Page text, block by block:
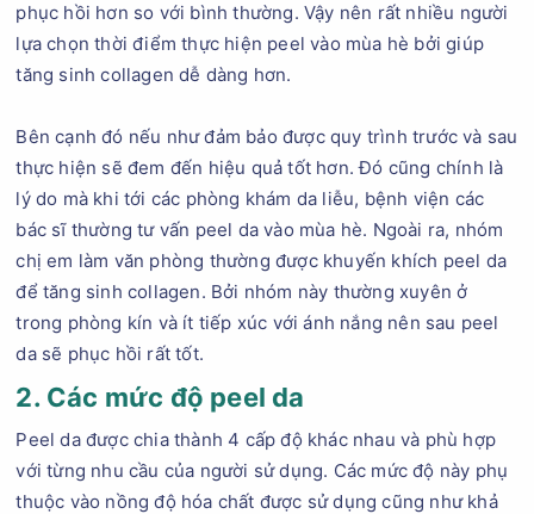
phục hồi hơn so với bình thường. Vậy nên rất nhiều người
lựa chọn thời điểm thực hiện peel vào mùa hè bởi giúp
tăng sinh collagen dễ dàng hơn.
Bên cạnh đó nếu như đảm bảo được quy trình trước và sau
thực hiện sẽ đem đến hiệu quả tốt hơn. Đó cũng chính là
lý do mà khi tới các phòng khám da liễu, bệnh viện các
bác sĩ thường tư vấn peel da vào mùa hè. Ngoài ra, nhóm
chị em làm văn phòng thường được khuyến khích peel da
để tăng sinh collagen. Bởi nhóm này thường xuyên ở
trong phòng kín và ít tiếp xúc với ánh nắng nên sau peel
da sẽ phục hồi rất tốt.
2. Các mức độ peel da
Peel da được chia thành 4 cấp độ khác nhau và phù hợp
với từng nhu cầu của người sử dụng. Các mức độ này phụ
thuộc vào nồng độ hóa chất được sử dụng cũng như khả